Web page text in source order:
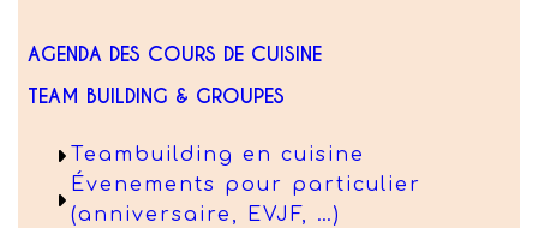
AGENDA DES COURS DE CUISINE
TEAM BUILDING & GROUPES
Teambuilding en cuisine
Évenements pour particulier
(anniversaire, EVJF, …)